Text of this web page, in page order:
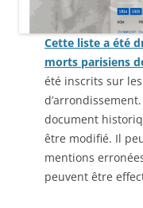
Cette liste a été
morts parisiens
été inscrits sur
document
être modifié. Il
mentions
peuvent être